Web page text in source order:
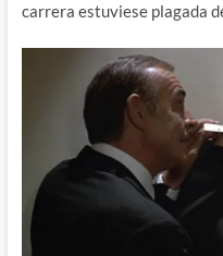
carrera estuviese plagada